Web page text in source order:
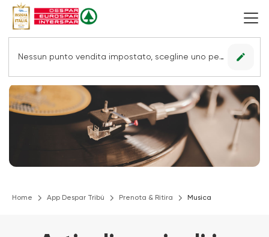
Nessun punto vendita impostato, scegline uno per vedere le offerte. edit
Home App Despar Tribù Prenota & Ritira Musica